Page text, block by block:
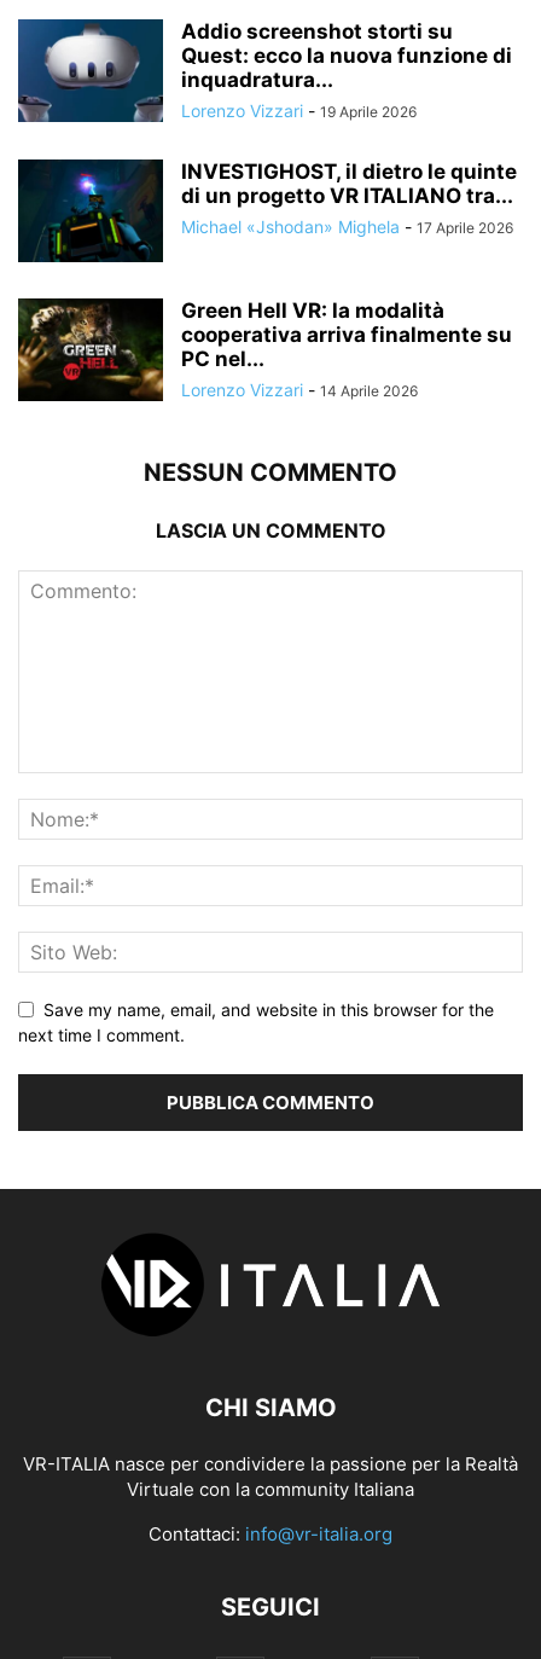
Addio screenshot storti su
Quest: ecco la nuova funzione di
inquadratura...
Lorenzo Vizzari - 19 Aprile 2026
INVESTIGHOST, il dietro le quinte
di un progetto VR ITALIANO tra...
Michael «Jshodan» Mighela - 17 Aprile 2026
Green Hell VR: la modalità
cooperativa arriva finalmente su
PC nel...
Lorenzo Vizzari - 14 Aprile 2026
NESSUN COMMENTO
LASCIA UN COMMENTO
Save my name, email, and website in this browser for the
next time I comment.
CHI SIAMO
VR-ITALIA nasce per condividere la passione per la Realtà
Virtuale con la community Italiana
Contattaci: info@vr-italia.org
SEGUICI